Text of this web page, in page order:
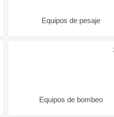
Equipos de pesaje
Equipos de bombeo